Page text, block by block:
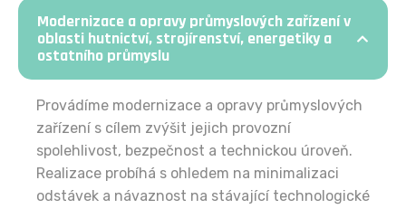
Modernizace a opravy průmyslových zařízení v
oblasti hutnictví, strojírenství, energetiky a
ostatního průmyslu
Provádíme modernizace a opravy průmyslových
zařízení s cílem zvýšit jejich provozní
spolehlivost, bezpečnost a technickou úroveň.
Realizace probíhá s ohledem na minimalizaci
odstávek a návaznost na stávající technologické